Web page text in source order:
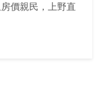
價親民，上野直